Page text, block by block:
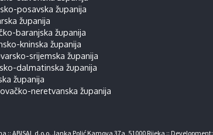
posavska županija
županija
baranjska županija
kninska županija
srijemska županija
dalmatinska županija
županija
neretvanska županija
ABISAL d.o.o. Janka Polić Kamova 37a, 51000 Rijeka :: Development: